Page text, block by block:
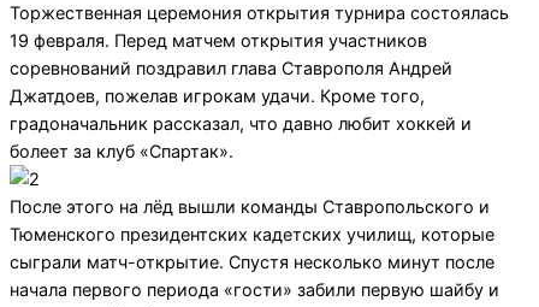
Торжественная церемония открытия турнира состоялась
19 февраля. Перед матчем открытия участников
соревнований поздравил глава Ставрополя Андрей
Джатдоев, пожелав игрокам удачи. Кроме того,
градоначальник рассказал, что давно любит хоккей и
болеет за клуб «Спартак».
После этого на лёд вышли команды Ставропольского и
Тюменского президентских кадетских училищ, которые
сыграли матч-открытие. Спустя несколько минут после
начала первого периода «гости» забили первую шайбу и